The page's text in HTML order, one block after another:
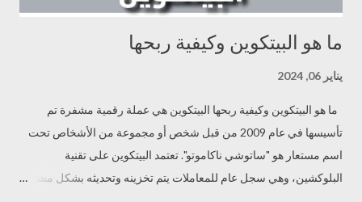
ما هو البيتكوين وكيفية ربحها
يناير 06, 2024
ما هو البيتكوين وكيفية ربحها البيتكوين هي عملة رقمية مشفرة تم
تأسيسها في عام 2009 من قبل شخص أو مجموعة من الأشخاص تحت
اسم مستعار هو "ساتوشي ناكاموتو". تعتمد البيتكوين على تقنية
البلوكشين، وهي سجل عام للمعاملات يتم تخزينه وتحديثه بشكل مشفر